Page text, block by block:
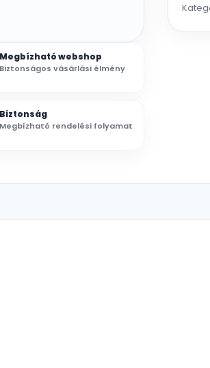
Megbízható webshop
Biztonságos vásárlási élmény
Biztonság
Megbízható rendelési folyamat